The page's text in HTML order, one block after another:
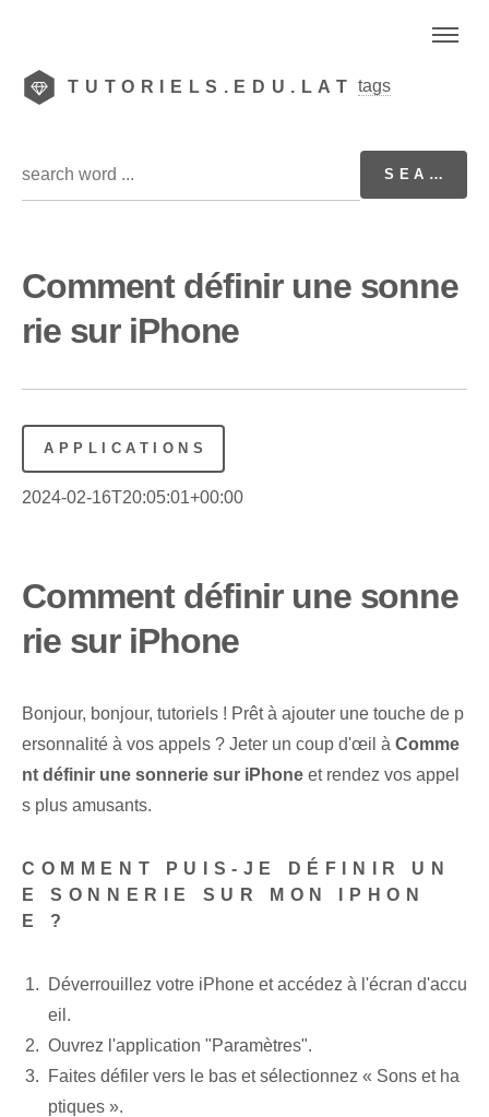
TUTORIELS.EDU.LAT tags
Comment définir une sonne
rie sur iPhone
APPLICATIONS
2024-02-16T20:05:01+00:00
Comment définir une sonne
rie sur iPhone
Bonjour, bonjour, tutoriels ! Prêt​ à ajouter ​une ⁣touche de p
ersonnalité‍ à vos⁢ appels ? Jeter un coup d'œil à Comme
nt définir une sonnerie sur iPhone et rendez vos appel
s plus amusants.
COMMENT PUIS-JE DÉFINIR UN
E SONNERIE SUR MON IPHON
E ?
Déverrouillez⁢ votre iPhone⁤ et accédez à l'⁤écran d'accu
eil.
Ouvrez l'application "Paramètres".
Faites défiler vers le bas ⁢et⁣ sélectionnez « Sons et ha
ptiques ».